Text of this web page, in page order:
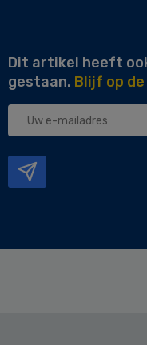
Dit artikel heeft
gestaan. Blijf op
Uw